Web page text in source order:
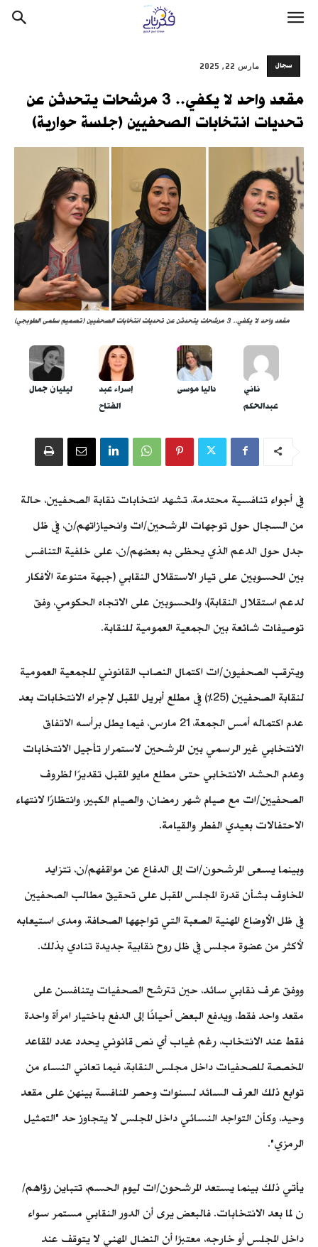
سجال مارس 22, 2025
مقعد واحد لا يكفي.. 3 مرشحات يتحدثن عن
تحديات انتخابات الصحفيين (جلسة حوارية)
مقعد واحد لا يكفي.. 3 مرشحات يتحدثن عن تحديات انتخابات الصحفيين (تصميم سلمى الطوبجي)
ناني
عبدالحكم
داليا موسى
إسراء عبد
الفتاح
ليليان جمال
في أجواء تنافسية محتدمة، تشهد انتخابات نقابة الصحفيين، حالة
من السجال حول توجهات المرشحين/ات وانحيازاتهم/ن، في ظل
جدل حول الدعم الذي يحظى به بعضهم/ن، على خلفية التنافس
بين المحسوبين على تيار الاستقلال النقابي (جبهة متنوعة الأفكار
لدعم استقلال النقابة)، والمحسوبين على الاتجاه الحكومي، وفق
توصيفات شائعة بين الجمعية العمومية للنقابة.
ويترقب الصحفيون/ات اكتمال النصاب القانوني للجمعية العمومية
لنقابة الصحفيين (25%) في مطلع أبريل المقبل لإجراء الانتخابات بعد
عدم اكتماله أمس الجمعة، 21 مارس، فيما يطل برأسه الاتفاق
الانتخابي غير الرسمي بين المرشحين لاستمرار تأجيل الانتخابات
وعدم الحشد الانتخابي حتى مطلع مايو المقبل، تقديرًا لظروف
الصحفيين/ات مع صيام شهر رمضان، والصيام الكبير، وانتظارًا لانتهاء
الاحتفالات بعيدي الفطر والقيامة.
وبينما يسعى المرشحون/ات إلى الدفاع عن مواقفهم/ن، تتزايد
المخاوف بشأن قدرة المجلس المقبل على تحقيق مطالب الصحفيين
في ظل الأوضاع المهنية الصعبة التي تواجهها الصحافة، ومدى استيعابه
لأكثر من عضوة مجلس في ظل روح نقابية جديدة تنادي بذلك.
ووفق عرف نقابي سائد، حين تترشح الصحفيات يتنافسن على
مقعد واحد فقط، ويدفع البعض أحيانًا إلى الدفع باختيار امرأة واحدة
فقط عند الانتخاب، رغم غياب أي نص قانوني يحدد عدد المقاعد
المخصصة للصحفيات داخل مجلس النقابة، فيما تعاني النساء من
توابع ذلك العرف السائد لسنوات وحصر المنافسة بينهن على مقعد
وحيد، وكأن التواجد النسائي داخل المجلس لا يتجاوز حد "التمثيل
الرمزي".
يأتي ذلك بينما يستعد المرشحون/ات ليوم الحسم، تتباين رؤاهم/
ن لما بعد الانتخابات. فالبعض يرى أن الدور النقابي مستمر سواء
داخل المجلس أو خارجه، معتبرًا أن النضال المهني لا يتوقف عند